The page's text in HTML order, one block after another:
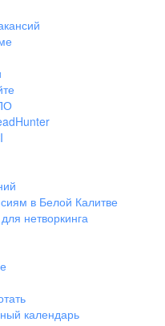
в Белой Калитве
нетворкинга
календарь